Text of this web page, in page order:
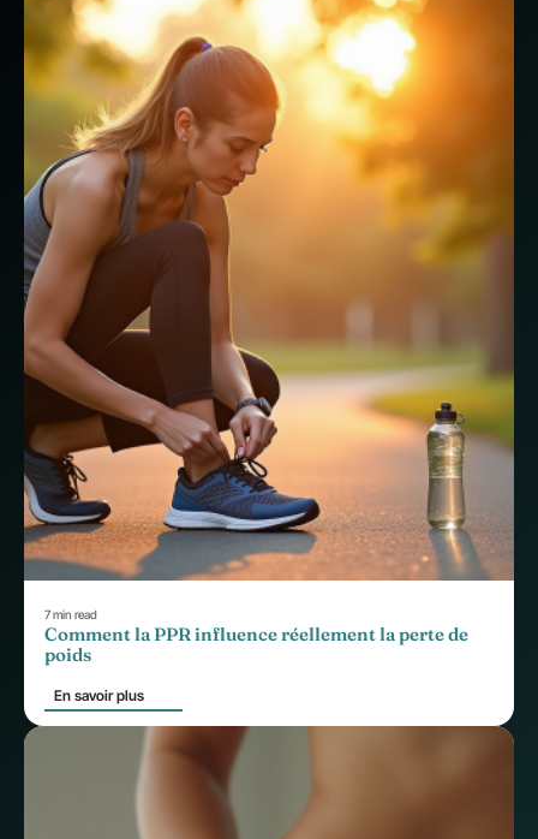
7 min read
Comment la PPR influence réellement la perte de
poids
En savoir plus